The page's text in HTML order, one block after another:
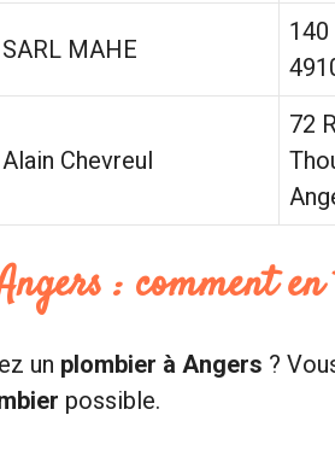
SARL MAHE
140
Alain Chevreul
72
: comment
un plombier à Angers ?
possible.